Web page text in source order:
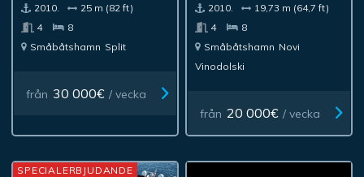
2010.
25 m (82 ft)
4
8
Småbåtshamn Split
från 30 000€ / vecka
2010.
19,73 m (64,7 ft)
4
8
Småbåtshamn Novi
Vinodolski
från 20 000€ / vecka
SPECIALERBJUDANDE